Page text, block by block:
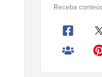
Principal
Receba